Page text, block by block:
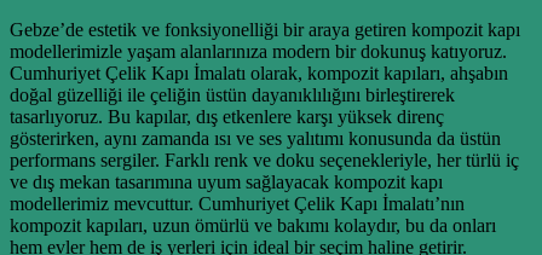
Gebze’de estetik ve fonksiyonelliği bir araya getiren kompozit kapı
modellerimizle yaşam alanlarınıza modern bir dokunuş katıyoruz.
Cumhuriyet Çelik Kapı İmalatı olarak, kompozit kapıları, ahşabın
doğal güzelliği ile çeliğin üstün dayanıklılığını birleştirerek
tasarlıyoruz. Bu kapılar, dış etkenlere karşı yüksek direnç
gösterirken, aynı zamanda ısı ve ses yalıtımı konusunda da üstün
performans sergiler. Farklı renk ve doku seçenekleriyle, her türlü iç
ve dış mekan tasarımına uyum sağlayacak kompozit kapı
modellerimiz mevcuttur. Cumhuriyet Çelik Kapı İmalatı’nın
kompozit kapıları, uzun ömürlü ve bakımı kolaydır, bu da onları
hem evler hem de iş yerleri için ideal bir seçim haline getirir.